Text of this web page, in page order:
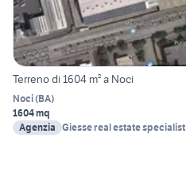
Terreno di 1604 m² a Noci
Noci(BA)
1604 mq
Agenzia Giesse real estate specialist